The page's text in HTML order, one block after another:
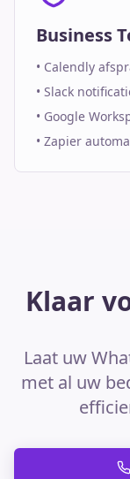
Business
• Calendly
• Slack
• Google
• Zapier
Klaar
Laat uw
met al uw